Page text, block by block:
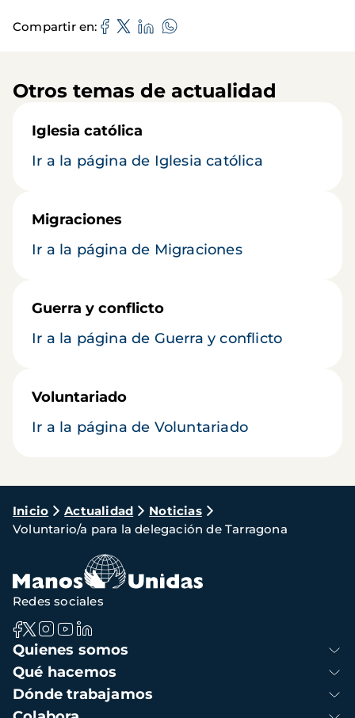
Compartir en
Otros temas de actualidad
Iglesia católica
Ir a la página de Iglesia católica
Migraciones
Ir a la página de Migraciones
Guerra y conflicto
Ir a la página de Guerra y conflicto
Voluntariado
Ir a la página de Voluntariado
Ruta
de
navegación
Inicio Actualidad
Noticias
Voluntario/a para la delegación de Tarragona
Navegación
principal
Quienes somos
Qué hacemos
Dónde trabajamos
Redes sociales